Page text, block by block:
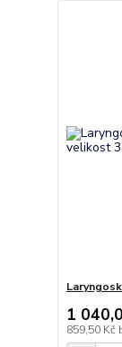
1
859,50 Kč